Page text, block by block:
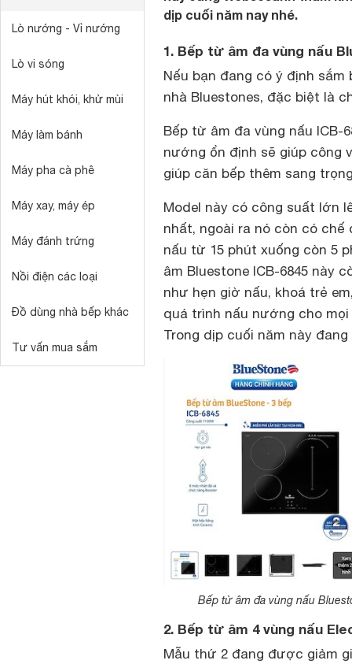
Lò nướng - Vỉ nướng
Lò vi sóng
Máy hút khói, khử mùi
Máy làm bánh
Máy pha cà phê
Máy xay, máy ép
Máy đánh trứng
Nồi điện các loại
Đồ dùng nhà bếp khác
Tư vấn mua sắm
dịp cuối năm nay nhé.
1. Bếp từ âm đa vùng nấu
Nếu bạn đang có ý định
nhà Bluestones, đặc biệt là
Bếp từ âm đa vùng nấu ICB-
nướng ổn định sẽ giúp công
giúp căn bếp thêm sang
Model này có công suất lớn
nhất, ngoài ra nó còn có chế
nấu từ 15 phút xuống còn 5
âm Bluestone ICB-6845 này
như hẹn giờ nấu, khoá trẻ
quá trình nấu nướng cho mọi
Trong dịp cuối năm này
Bếp từ âm đa vùng nấu
2. Bếp từ âm 4 vùng nấu
Mẫu thứ 2 đang được giảm